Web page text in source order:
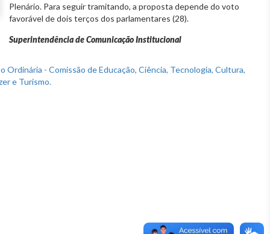
Plenário. Para seguir tramitando, a proposta depende do voto
favorável de dois terços dos parlamentares (28).
Superintendência de Comunicação Institucional